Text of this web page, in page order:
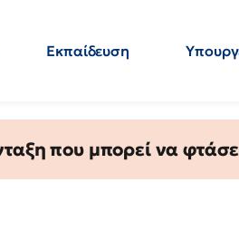
Εκπαίδευση
που μπορεί να φτάσει